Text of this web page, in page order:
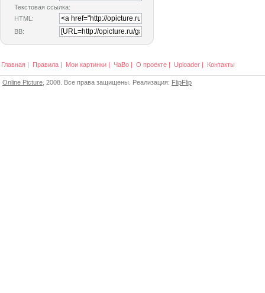
Текстовая ссылка:
HTML:
BB:
Главная | Правила | Мои картинки | ЧаВо | О проекте | Uploader | Контакты
Online Picture , 2008. Все права защищены. Реализация: FlipFlip